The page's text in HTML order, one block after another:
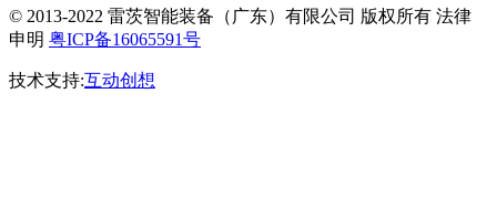
© 2013-2022 雷茨智能装备（广东）有限公司 版权所有 法律
申明 粤ICP备16065591号
技术支持:互动创想